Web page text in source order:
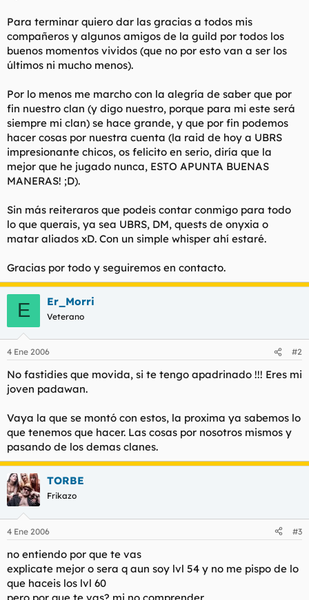
Para terminar quiero dar las gracias a todos mis
compañeros y algunos amigos de la guild por todos los
buenos momentos vividos (que no por esto van a ser los
últimos ni mucho menos).
Por lo menos me marcho con la alegría de saber que por
fin nuestro clan (y digo nuestro, porque para mi este será
siempre mi clan) se hace grande, y que por fin podemos
hacer cosas por nuestra cuenta (la raid de hoy a UBRS
impresionante chicos, os felicito en serio, diría que la
mejor que he jugado nunca, ESTO APUNTA BUENAS
MANERAS! ;D).
Sin más reiteraros que podeis contar conmigo para todo
lo que querais, ya sea UBRS, DM, quests de onyxia o
matar aliados xD. Con un simple whisper ahí estaré.
Gracias por todo y seguiremos en contacto.
E Er_Morri
Veterano
4 Ene 2006 #2
No fastidies que movida, si te tengo apadrinado !!! Eres mi
joven padawan.
Vaya la que se montó con estos, la proxima ya sabemos lo
que tenemos que hacer. Las cosas por nosotros mismos y
pasando de los demas clanes.
TORBE
Frikazo
4 Ene 2006 #3
no entiendo por que te vas
explicate mejor o sera q aun soy lvl 54 y no me pispo de lo
que haceis los lvl 60
pero por que te vas? mi no comprender